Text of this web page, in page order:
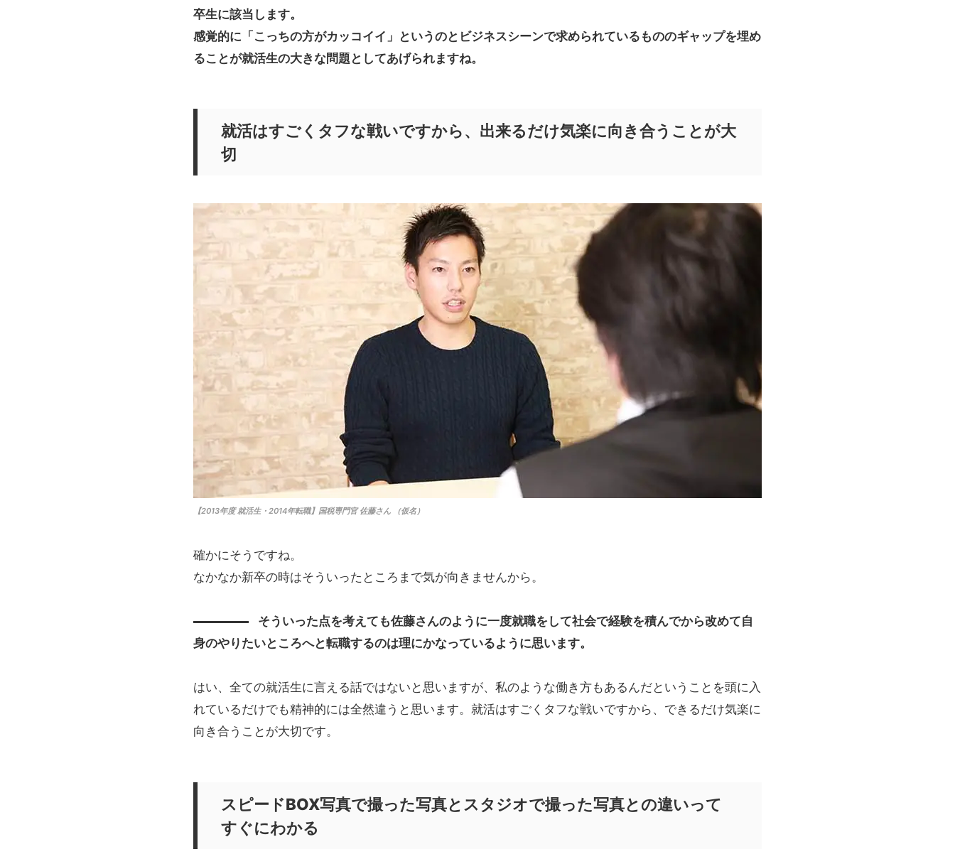
卒生に該当します。
感覚的に「こっちの方がカッコイイ」というのとビジネスシーンで求められているもののギャップを埋め
ることが就活生の大きな問題としてあげられますね。
就活はすごくタフな戦いですから、出来るだけ気楽に向き合うことが大
切
【2013年度 就活生・2014年転職】国税専門官 佐藤さん （仮名）
確かにそうですね。
なかなか新卒の時はそういったところまで気が向きませんから。
そういった点を考えても佐藤さんのように一度就職をして社会で経験を積んでから改めて自
身のやりたいところへと転職するのは理にかなっているように思います。
はい、全ての就活生に言える話ではないと思いますが、私のような働き方もあるんだということを頭に入
れているだけでも精神的には全然違うと思います。就活はすごくタフな戦いですから、できるだけ気楽に
向き合うことが大切です。
スピードBOX写真で撮った写真とスタジオで撮った写真との違いって
すぐにわかる